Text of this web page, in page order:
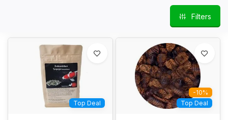
Filters
Top Deal
-10%
Top Deal